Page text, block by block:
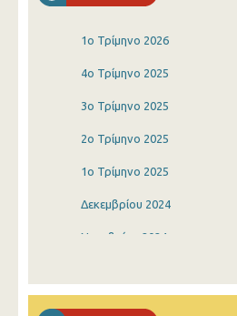
1o Τρίμηνο 2026
4o Τρίμηνο 2025
3o Τρίμηνο 2025
2o Τρίμηνο 2025
1o Τρίμηνο 2025
Δεκεμβρίου 2024
Νοεμβρίου 2024